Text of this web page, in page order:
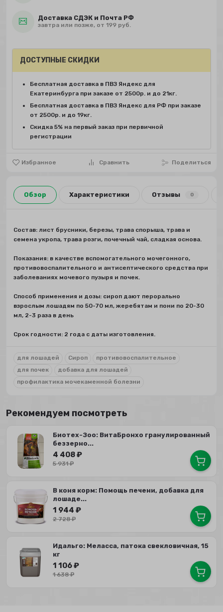
Доставка СДЭК и Почта РФ
завтра или позже, от 199 руб.
Избранное Сравнить Поделиться
ДОСТУПНЫЕ СКИДКИ
Бесплатная доставка в ПВЗ Яндекс для
Екатеринбурга при заказе от 2500р. и до 21кг.
Бесплатная доставка в ПВЗ Яндекс для РФ при заказе
от 2500р. и до 19кг.
Скидка 5% на первый заказ при первичной
регистрации
Обзор Характеристики Отзывы 0
Состав: лист брусники, березы, трава спорыша, трава и
семена укропа, трава розги, почечный чай, сладкая основа.
Показания: в качестве вспомогательного мочегонного,
противовоспалительного и антисептического средства при
заболеваниях мочевого пузыря и почек.
Способ применения и дозы: сироп дают перорально
взрослым лошадям по 50-70 мл, жеребятам и пони по 20-30
мл, 2-3 раза в день
Срок годности: 2 года с даты изготовления.
для лошадей Сироп
противовоспалительное
для почек
добавка для лошадей
профилактика мочекаменной болезни
Рекомендуем посмотреть
Биотех-Зоо: ВитаБронхо гранулированный
беззерно...
4 408₽
5 931₽
В коня корм: Помощь печени, добавка для
лошаде...
1 944 ₽
2 728₽
Идальго: Меласса, патока свекловичная, 15
кг
1 106₽
1 638₽